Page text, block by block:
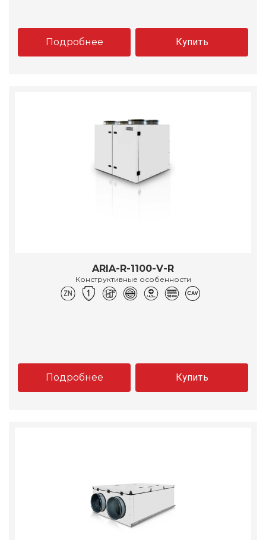
Подробнее Купить
ARIA-R-1100-V-R
Конструктивные особенности
Подробнее Купить